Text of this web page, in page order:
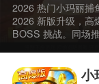
2026 热门小玛丽捕
2026 新版升级，高
BOSS 挑战。同场
小